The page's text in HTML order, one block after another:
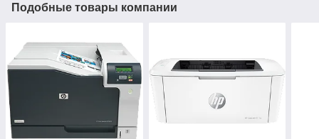
Подобные товары компании